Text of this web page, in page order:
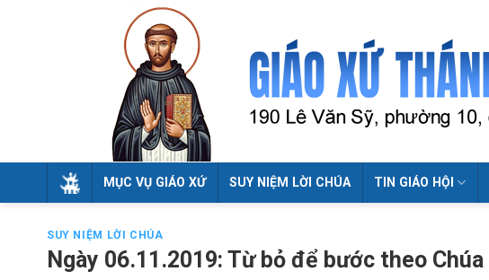
MỤC VỤ GIÁO XỨ SUY NIỆM LỜI CHÚA TIN GIÁO HỘI
SUY NIỆM LỜI CHÚA
Ngày 06.11.2019: Từ bỏ để bước theo Chúa